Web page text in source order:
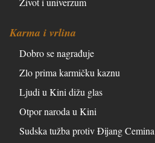
Karma i vrlina
Dobro se nagrađuje
Zlo prima karmičku kaznu
Ljudi u Kini dižu glas
Otpor naroda u Kini
Sudska tužba protiv Đijang Cemina